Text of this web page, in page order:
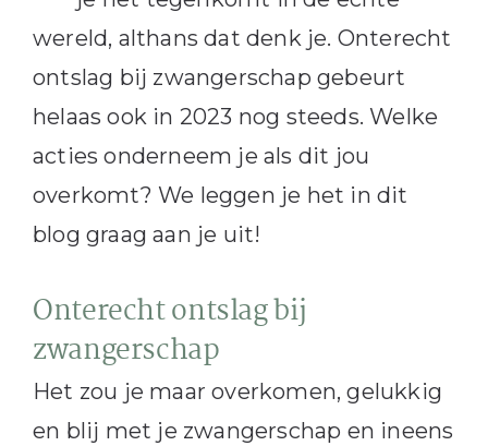
wereld, althans dat denk je. Onterecht
ontslag bij zwangerschap gebeurt
helaas ook in 2023 nog steeds. Welke
acties onderneem je als dit jou
overkomt? We leggen je het in dit
blog graag aan je uit!
Onterecht ontslag bij
zwangerschap
Het zou je maar overkomen, gelukkig
en blij met je zwangerschap en ineens